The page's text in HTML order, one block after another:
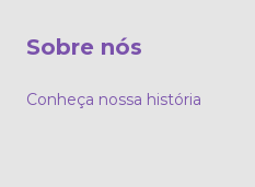
Sobre nós
Conheça nossa história